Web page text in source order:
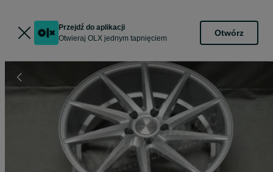
Przejdź do aplikacji
Otwieraj OLX jednym tapnięciem
Otwórz